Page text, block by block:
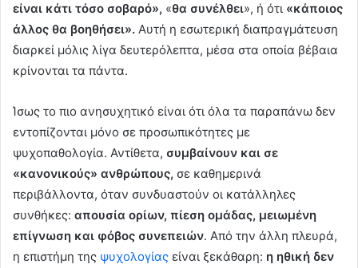
είναι κάτι τόσο σοβαρό», «θα συνέλθει», ή ότι «κάποιος
άλλος θα βοηθήσει». Αυτή η εσωτερική διαπραγμάτευση
διαρκεί μόλις λίγα δευτερόλεπτα, μέσα στα οποία βέβαια
κρίνονται τα πάντα.
Ίσως το πιο ανησυχητικό είναι ότι όλα τα παραπάνω δεν
εντοπίζονται μόνο σε προσωπικότητες με
ψυχοπαθολογία. Αντίθετα, συμβαίνουν και σε
«κανονικούς» ανθρώπους, σε καθημερινά
περιβάλλοντα, όταν συνδυαστούν οι κατάλληλες
συνθήκες: απουσία ορίων, πίεση ομάδας, μειωμένη
επίγνωση και φόβος συνεπειών. Από την άλλη πλευρά,
η επιστήμη της ψυχολογίας είναι ξεκάθαρη: η ηθική δεν